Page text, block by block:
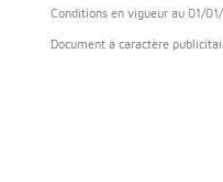
Conditions en vigueur au 01/
Document à caractère